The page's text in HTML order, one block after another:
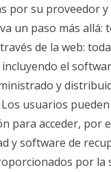
por su proveedor y
un paso más allá:
de la web:
el
y
usuarios
para acceder, por
y software de
por la